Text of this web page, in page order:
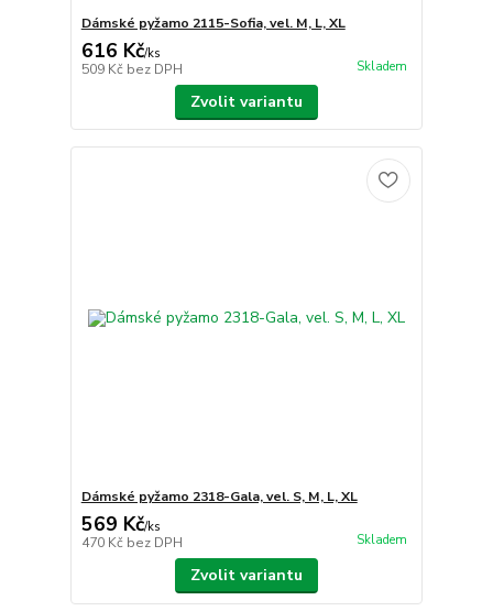
Dámské pyžamo 2115-Sofia, vel. M, L, XL
616 Kč/ks
509 Kč bez DPH Skladem
Zvolit variantu
Dámské pyžamo 2318-Gala, vel. S, M, L, XL
569 Kč/ks
470 Kč bez DPH Skladem
Zvolit variantu